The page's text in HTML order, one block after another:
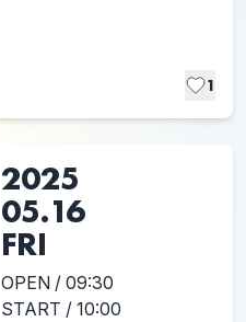
1
2025
05.16
FRI
OPEN / 09:30
START / 10:00